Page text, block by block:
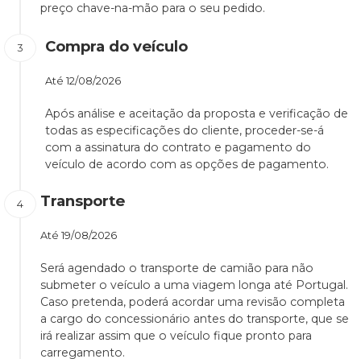
preço chave-na-mão para o seu pedido.
Compra do veículo
Até 12/08/2026
Após análise e aceitação da proposta e verificação de
todas as especificações do cliente, proceder-se-á
com a assinatura do contrato e pagamento do
veículo de acordo com as opções de pagamento.
Transporte
Até 19/08/2026
Será agendado o transporte de camião para não
submeter o veículo a uma viagem longa até Portugal.
Caso pretenda, poderá acordar uma revisão completa
a cargo do concessionário antes do transporte, que se
irá realizar assim que o veículo fique pronto para
carregamento.